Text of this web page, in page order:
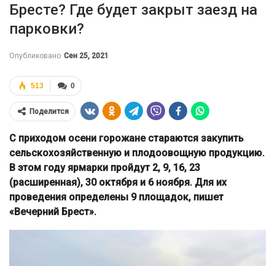
Бресте? Где будет закрыт заезд на
парковки?
Опубликовано Сен 25, 2021
0
513
Поделится
С приходом осени горожане стараются закупить
сельскохозяйственную и плодоовощную продукцию.
В этом году ярмарки пройдут 2, 9, 16, 23
(расширенная), 30 октября и 6 ноября. Для их
проведения определены 9 площадок, пишет
«Вечерний Брест».